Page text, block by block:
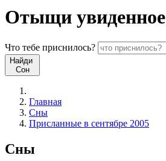
Отыщи увиденное
Что тебе приснилось?
Найди
Сон
Главная
Сны
Присланные в сентябре 2005
Сны